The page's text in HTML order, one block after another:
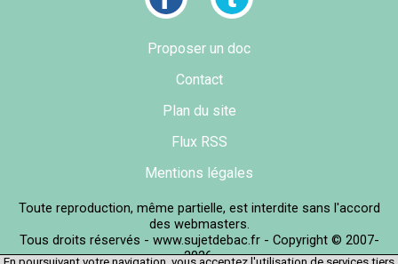
Proposer un doc
Contact
Plan du site
Flux RSS
Mentions légales
Toute reproduction, même partielle, est interdite sans l'accord
des webmasters.
Tous droits réservés - www.sujetdebac.fr - Copyright © 2007-
2026.